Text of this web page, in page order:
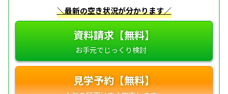
＼最新の空き状況が分かります／
資料請求【無料】
見学予約【無料】